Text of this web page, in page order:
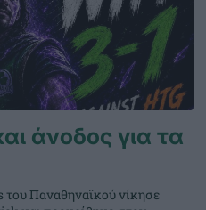
άνοδος για τα
του Παναθηναϊκού νίκησε